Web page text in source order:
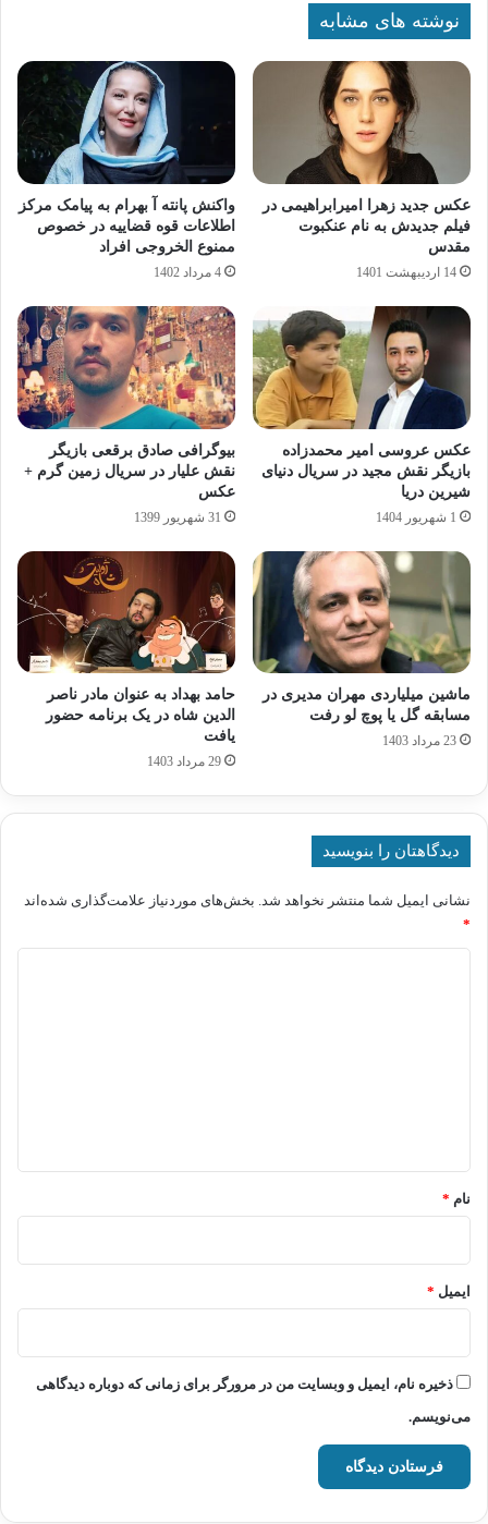
نوشته های مشابه
عکس جدید زهرا امیرابراهیمی در
فیلم جدیدش به نام عنکبوت
مقدس
14 اردیبهشت 1401
واکنش پانته آ بهرام به پیامک مرکز
اطلاعات قوه قضاییه در خصوص
ممنوع الخروجی افراد
4 مرداد 1402
عکس عروسی امیر محمدزاده
بازیگر نقش مجید در سریال دنیای
شیرین دریا
1 شهریور 1404
بیوگرافی صادق برقعی بازیگر
نقش علیار در سریال زمین گرم +
عکس
31 شهریور 1399
ماشین میلیاردی مهران مدیری در
مسابقه گل یا پوچ لو رفت
23 مرداد 1403
حامد بهداد به عنوان مادر ناصر
الدین شاه در یک برنامه حضور
یافت
29 مرداد 1403
دیدگاهتان را بنویسید
نشانی ایمیل شما منتشر نخواهد شد. بخش‌های موردنیاز علامت‌گذاری شده‌اند
*
نام *
ایمیل *
ذخیره نام، ایمیل و وبسایت من در مرورگر برای زمانی که دوباره دیدگاهی
می‌نویسم.